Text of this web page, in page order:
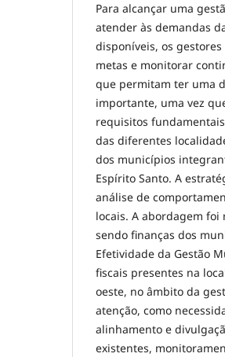
Para alcançar uma
atender às demandas
disponíveis, os
metas e monitorar
que permitam ter uma
importante, uma vez
requisitos
das diferentes
dos municípios
Espírito Santo. A
análise de
locais. A abordagem
sendo finanças dos
Efetividade da Gestão
fiscais presentes na
oeste, no âmbito da
atenção, como
alinhamento e
existentes,